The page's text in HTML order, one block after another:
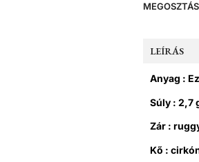
LEÍRÁS
Anyag :
Súly : 2,7
Zár :
Kő :